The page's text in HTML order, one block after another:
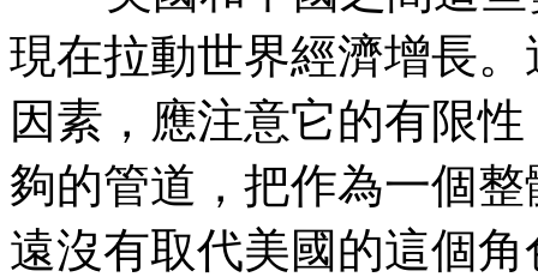
現在拉動世界經濟增長
因素，應注意它的有限
夠的管道，把作為一個
遠沒有取代美國的這個角